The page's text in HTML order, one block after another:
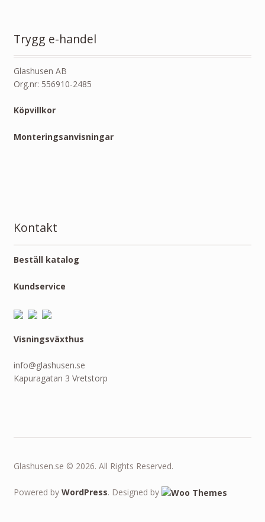
Trygg e-handel
Glashusen AB
Org.nr: 556910-2485
Köpvillkor
Monteringsanvisningar
Kontakt
Beställ katalog
Kundservice
Visningsväxthus
info@glashusen.se
Kapuragatan 3 Vretstorp
Glashusen.se © 2026. All Rights Reserved.
Powered by WordPress. Designed by